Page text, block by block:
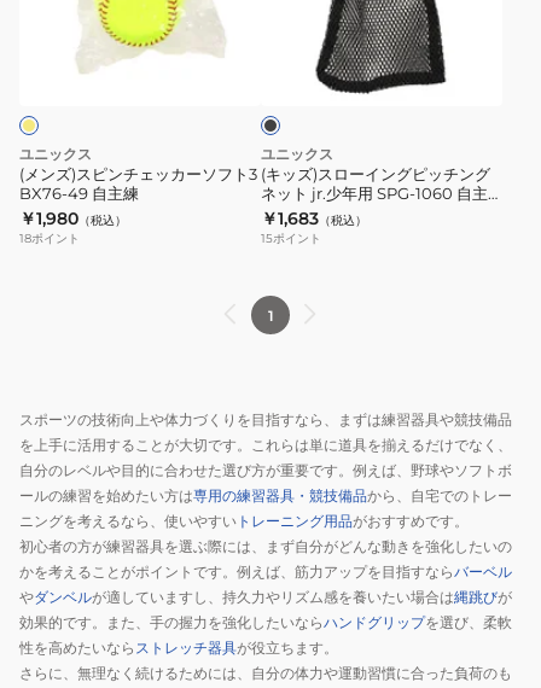
ッ
カ
ー
ソ
フ
練
ユニックス
(メンズ)スピンチェッカーソフト3
BX76-49 自主練
￥1,980 （税込）
18ポイント
グ
ピ
ッ
チ
ン
ッ
年
用
SPG-
1060
自
主
練
ブ
ユニックス
(キッズ)スローイングピッチング
ネット jr.少年用 SPG-1060 自主
練
￥1,683 （税込）
15ポイント
1
スポーツの技術向上や体力づくりを目指すなら、まずは練習器具や競技備品
を上手に活用することが大切です。これらは単に道具を揃えるだけでなく、
自分のレベルや目的に合わせた選び方が重要です。例えば、野球やソフトボ
ールの練習を始めたい方は専用の練習器具・競技備品から、自宅でのトレー
ニングを考えるなら、使いやすい トレーニング用品がおすすめです。
初心者の方が練習器具を選ぶ際には、まず自分がどんな動きを強化したいの
かを考えることがポイントです。例えば、筋力アップを目指すならバーベル
やダンベルが適していますし、持久力やリズム感を養いたい場合は縄跳びが
効果的です。また、手の握力を強化したいならハンドグリップを選び、柔軟
性を高めたいなら ストレッチ器具が役立ちます。
さらに、無理なく続けるためには、自分の体力や運動習慣に合った負荷のも